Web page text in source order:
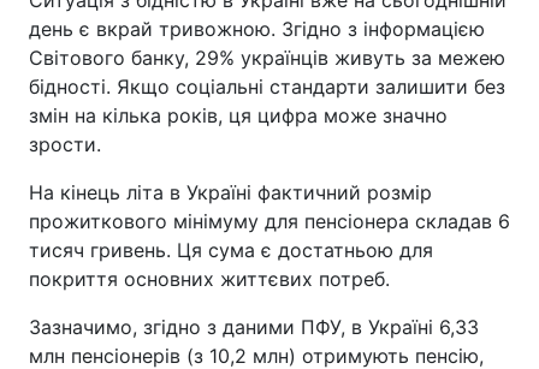
день є вкрай тривожною. Згідно з інформацією
Світового банку, 29% українців живуть за межею
бідності. Якщо соціальні стандарти залишити без
змін на кілька років, ця цифра може значно
зрости.
На кінець літа в Україні фактичний розмір
прожиткового мінімуму для пенсіонера складав 6
тисяч гривень. Ця сума є достатньою для
покриття основних життєвих потреб.
Зазначимо, згідно з даними ПФУ, в Україні 6,33
млн пенсіонерів (з 10,2 млн) отримують пенсію,